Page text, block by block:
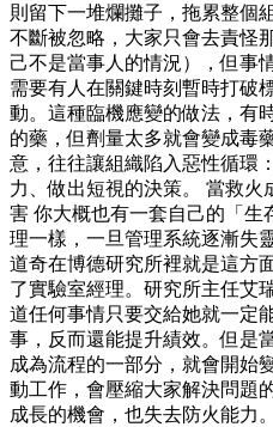
則留下一堆爛攤子，拖累整個
不斷被忽略，大家只會去責怪
己不是當事人的情況），但事
需要有人在關鍵時刻暫時打破
動。這種臨機應變的做法，有
的藥，但劑量太多就會變成毒
意，往往讓組織陷入惡性循環
力、做出短視的決策。 當救
害 你大概也有一套自己的「生
理一樣，一旦管理系統逐漸失
道奇在博德研究所裡就是這方
了實驗室經理。研究所主任艾
道任何事情只要交給她就一定
事，反而還能提升績效。但是
成為流程的一部分，就會開始
動工作，會壓縮大家解決問題
成長的機會，也失去防火能力